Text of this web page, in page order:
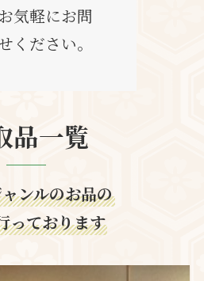
気軽にお問
ください。
品一覧
ンルのお品の
っております